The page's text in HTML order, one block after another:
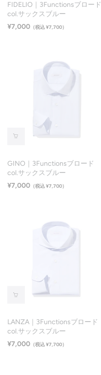
FIDELIO｜3Functionsブロード
col.サックスブルー
¥7,000 （税込 ¥7,700）
GINO｜3Functionsブロード
col.サックスブルー
¥7,000 （税込 ¥7,700）
LANZA｜3Functionsブロード
col.サックスブルー
¥7,000 （税込 ¥7,700）